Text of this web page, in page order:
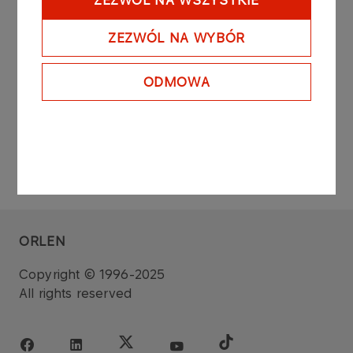
ZEZWÓL NA WYBÓR
ODMOWA
concluded during common stock exchange
session on the regulated market on the Warsaw
Stock Exchange.
ORLEN
Copyright © 1996-2025
All rights reserved